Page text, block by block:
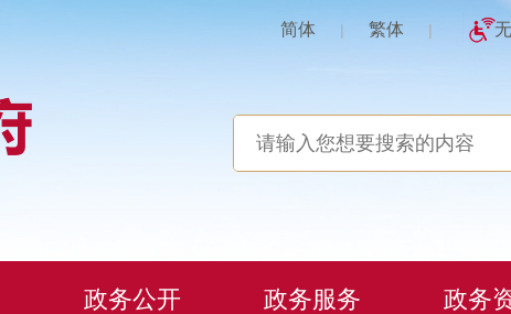
简体 | 繁体 |
政务公开 政务服务 政务